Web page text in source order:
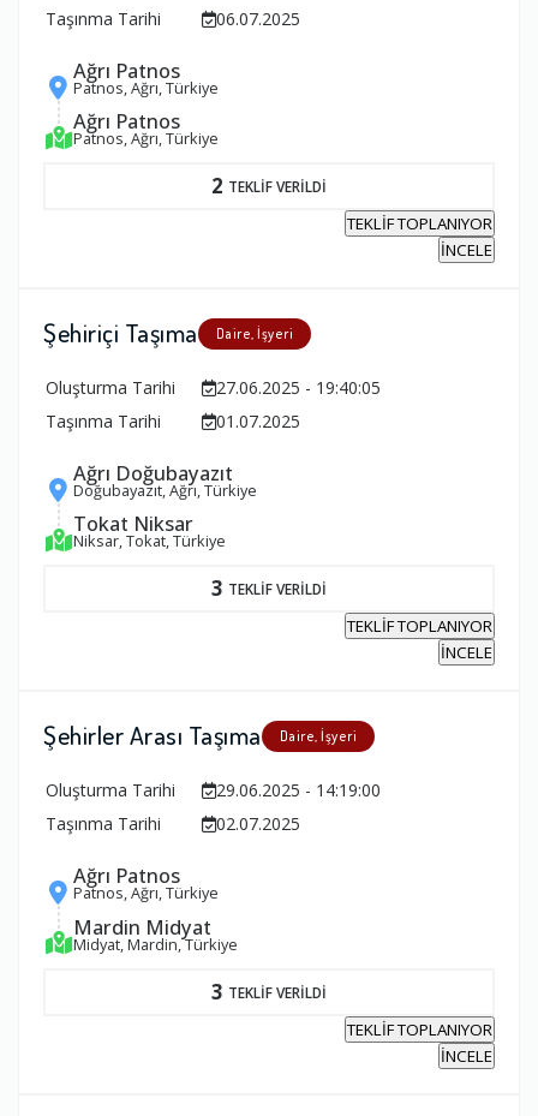
Taşınma Tarihi
06.07.2025
Ağrı Patnos
Patnos, Ağrı, Türkiye
Ağrı Patnos
Patnos, Ağrı, Türkiye
2 TEKLİF VERİLDİ
TEKLİF TOPLANIYOR
İNCELE
Şehiriçi Taşıma Daire, İşyeri
Oluşturma Tarihi
27.06.2025 - 19:40:05
Taşınma Tarihi
01.07.2025
Ağrı Doğubayazıt
Doğubayazıt, Ağrı, Türkiye
Tokat Niksar
Niksar, Tokat, Türkiye
3 TEKLİF VERİLDİ
TEKLİF TOPLANIYOR
İNCELE
Şehirler Arası Taşıma Daire, İşyeri
Oluşturma Tarihi
29.06.2025 - 14:19:00
Taşınma Tarihi
02.07.2025
Ağrı Patnos
Patnos, Ağrı, Türkiye
Mardin Midyat
Midyat, Mardin, Türkiye
3 TEKLİF VERİLDİ
TEKLİF TOPLANIYOR
İNCELE